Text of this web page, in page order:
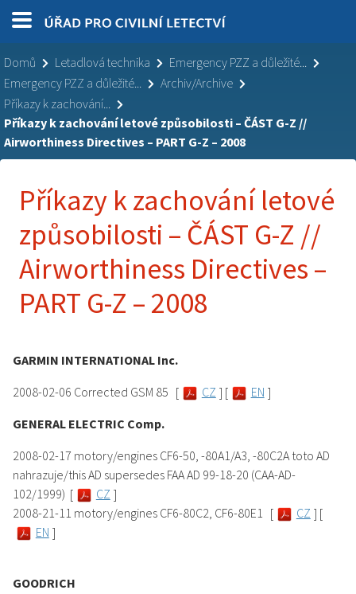
Domů Letadlová technika
Emergency PZZ a důležité...
Emergency PZZ a důležité...
Archiv/Archive
Příkazy k zachování...
Příkazy k zachování letové způsobilosti – ČÁST G-Z //
Airworthiness Directives – PART G-Z – 2008
Příkazy k zachování letové
způsobilosti – ČÁST G-Z //
Airworthiness Directives –
PART G-Z – 2008
GARMIN INTERNATIONAL Inc.
2008-02-06 Corrected GSM 85 [
CZ ] [ EN ]
GENERAL ELECTRIC Comp.
2008-02-17 motory/engines CF6-50, -80A1/A3, -80C2A toto AD
nahrazuje/this AD supersedes FAA AD 99-18-20 (CAA-AD-
102/1999) [
CZ ]
2008-21-11 motory/engines CF6-80C2, CF6-80E1 [
CZ ] [
EN ]
GOODRICH